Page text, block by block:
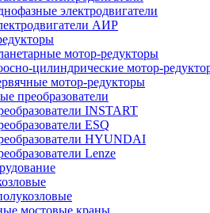
электродвигатели
АИР
мотор-редукторы
цилиндрические мотор-
мотор-редукторы
преобразователи
INSTART
ESQ
HYUNDAI
Lenze
мостовые краны